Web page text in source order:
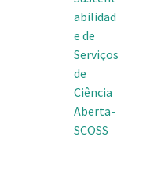
abilidad
e de
Serviços
de
Ciência
Aberta-
SCOSS